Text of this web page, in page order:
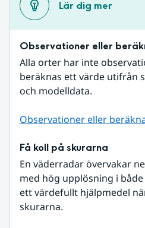
Lär dig mer
Observationer eller
Alla orter har inte
beräknas ett värde utifrån
och modelldata.
Observationer eller
Få koll på skurarna
En väderradar övervakar
med hög upplösning i
ett värdefullt hjälpmedel
skurarna.